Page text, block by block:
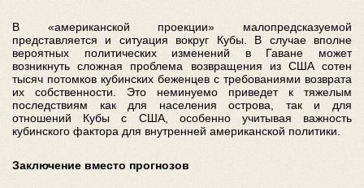
В «американской проекции» малопредсказуемой
представляется и ситуация вокруг Кубы. В случае вполне
вероятных политических изменений в Гаване может
возникнуть сложная проблема возвращения из США сотен
тысяч потомков кубинских беженцев с требованиями возврата
их собственности. Это неминуемо приведет к тяжелым
последствиям как для населения острова, так и для
отношений Кубы с США, особенно учитывая важность
кубинского фактора для внутренней американской политики.
Заключение вместо прогнозов